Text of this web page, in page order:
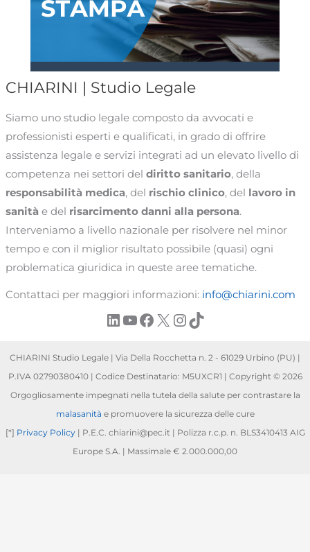
CHIARINI | Studio Legale
Siamo uno studio legale composto da avvocati e
professionisti esperti e qualificati, in grado di offrire
assistenza legale e servizi integrati ad un elevato livello di
competenza nei settori del diritto sanitario, della
responsabilità medica, del rischio clinico, del lavoro in
sanità e del risarcimento danni alla persona.
Interveniamo a livello nazionale per risolvere nel minor
tempo e con il miglior risultato possibile (quasi) ogni
problematica giuridica in queste aree tematiche.
Contattaci per maggiori informazioni: info@chiarini.com
LinkedIn
YouTube
Facebook
X Instagram
TikTok
CHIARINI Studio Legale | Via Della Rocchetta n. 2 - 61029 Urbino (PU) |
P.IVA 02790380410 | Codice Destinatario: M5UXCR1 | Copyright © 2026
Orgogliosamente impegnati nella tutela della salute per contrastare la
malasanità e promuovere la sicurezza delle cure
[*] Privacy Policy| P.E.C. chiarini@pec.it | Polizza r.c.p. n. BLS3410413 AIG
Europe S.A. | Massimale € 2.000.000,00